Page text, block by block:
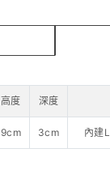
高度 深度
9cm 3cm 內建